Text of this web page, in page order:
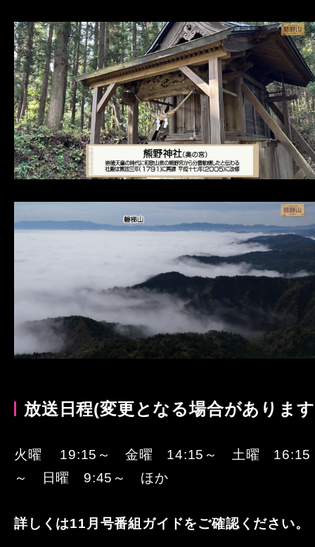
放送日程(変更となる場合がありま
火曜 19:15～ 金曜 14:15～ 土曜 16:15
～ 日曜 9:45～ ほか
詳しくは11月号番組ガイドをご確認ください。